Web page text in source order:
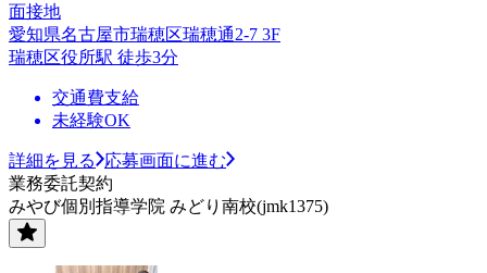
面接地
愛知県名古屋市瑞穂区瑞穂通2-7 3F
瑞穂区役所駅 徒歩3分
交通費支給
未経験OK
詳細を見る
応募画面に進む
業務委託契約
みやび個別指導学院 みどり南校(jmk1375)